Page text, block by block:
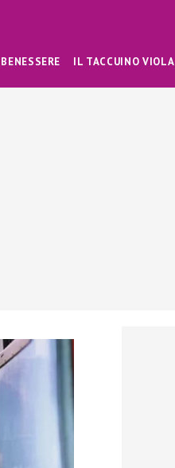
BENESSERE IL TACCUINO VIOLA